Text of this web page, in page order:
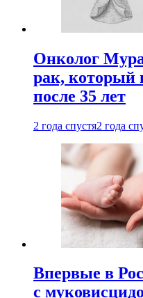
Онколог
рак, который
после 35 лет
2 года спустя2 года
Впервые в
с